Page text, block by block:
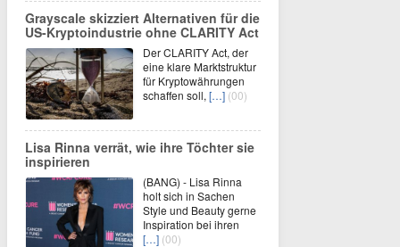
Grayscale skizziert Alternativen für die
US-Kryptoindustrie ohne CLARITY Act
Der CLARITY Act, der
eine klare Marktstruktur
für Kryptowährungen
schaffen soll, […] (00)
Lisa Rinna verrät, wie ihre Töchter sie
inspirieren
(BANG) - Lisa Rinna
holt sich in Sachen
Style und Beauty gerne
Inspiration bei ihren
[…] (00)